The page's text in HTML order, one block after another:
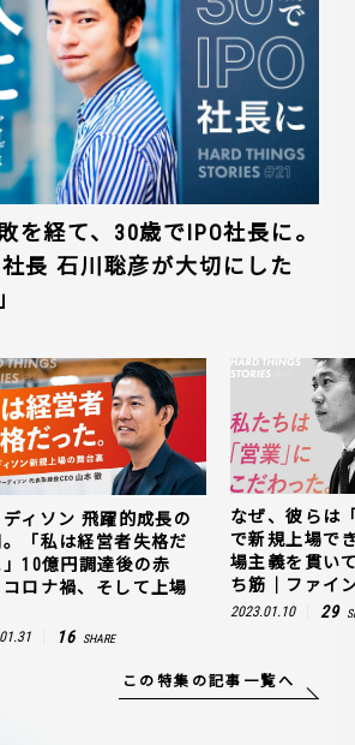
を経て、30歳でIPO社長に。
長 石川聡彦が大切にした
ディソン 飛躍的成長の
「私は経営者失格だ
」10億円調達後の赤
ロナ禍、そして上場
16 SHARE
なぜ、彼らは
で新規上場で
場主義を貫い
ち筋｜ファイ
2023.01.10 29
この特集の記事一覧へ